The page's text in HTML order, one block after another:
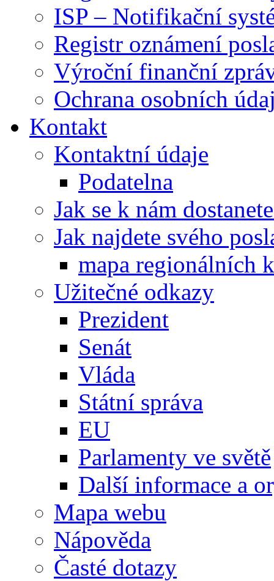
ISP – Notifikační
Registr oznámení
Výroční finanční
Ochrana osobních
Kontakt
Kontaktní údaje
Podatelna
Jak se k nám
Jak najdete svého
mapa regionálních
Užitečné odkazy
Prezident
Senát
Vláda
Státní správa
EU
Parlamenty ve světě
Další informace a
Mapa webu
Nápověda
Časté dotazy